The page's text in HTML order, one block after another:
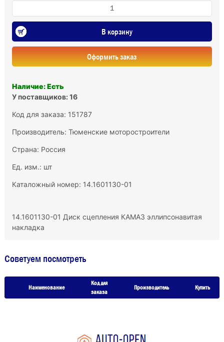
В корзину
Оформить заказ
Наличие: Есть
У поставщиков: 16
Код для заказа: 151787
Производитель: Тюменские моторостроители
Страна: Россия
Ед. изм.: шт
Каталожный номер: 14.1601130-01
14.1601130-01 Диск сцепления КАМАЗ эллипсонавитая
накладка
Советуем посмотреть
Наименование
Код для
заказа
Производитель Купить